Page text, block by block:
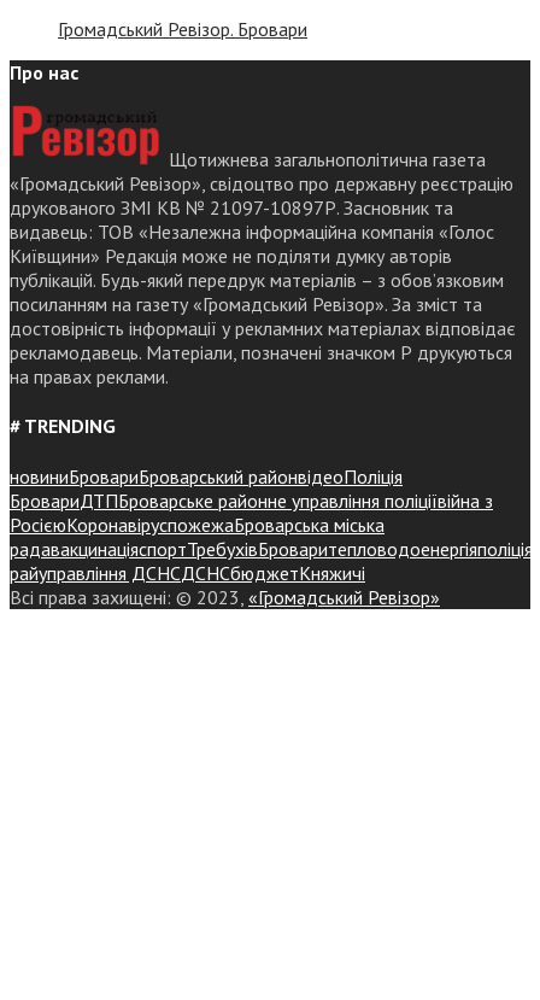
Громадський Ревізор. Бровари
Про нас
Щотижнева загальнополітична газета
«Громадський Ревізор», свідоцтво про державну реєстрацію
друкованого ЗМІ КВ № 21097-10897Р. Засновник та
видавець: ТОВ «Незалежна інформаційна компанія «Голос
Київщини» Редакція може не поділяти думку авторів
публікацій. Будь-який передрук матеріалів – з обов’язковим
посиланням на газету «Громадський Ревізор». За зміст та
достовірність інформації у рекламних матеріалах відповідає
рекламодавець. Матеріали, позначені значком Р друкуються
на правах реклами.
# TRENDING
новиниБровариБроварський районвідеоПоліція
БровариДТПБроварське районне управління поліціївійна з
РосієюКоронавіруспожежаБроварська міська
радавакцинаціяспортТребухівБроваритепловодоенергіяполіція
райуправління ДСНСДСНСбюджетКняжичі
Всі права захищені: © 2023, «Громадський Ревізор»